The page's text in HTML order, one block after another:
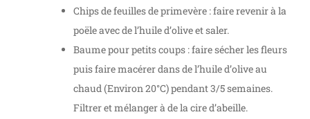
Chips de feuilles de primevère : faire revenir à la
poële avec de l’huile d’olive et saler.
Baume pour petits coups : faire sécher les fleurs
puis faire macérer dans de l’huile d’olive au
chaud (Environ 20°C) pendant 3/5 semaines.
Filtrer et mélanger à de la cire d’abeille.